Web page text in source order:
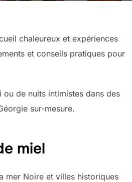
chaleureux et expériences
et conseils pratiques pour
ou de nuits intimistes dans des
sur-mesure.
miel
mer Noire et villes historiques